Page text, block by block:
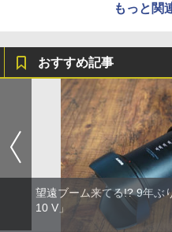
もっと関
おすすめ記事
望遠ブーム来てる!? 9年ぶ
10 V」